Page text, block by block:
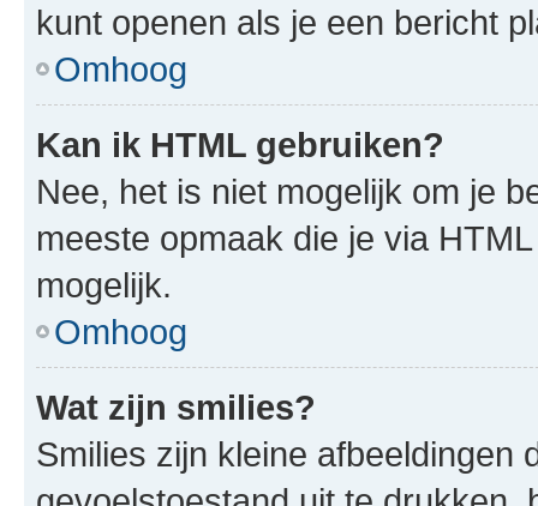
kunt openen als je een bericht
Omhoog
Kan ik HTML gebruiken?
Nee, het is niet mogelijk om je
meeste opmaak die je via
mogelijk.
Omhoog
Wat zijn smilies?
Smilies zijn kleine afbeeldingen